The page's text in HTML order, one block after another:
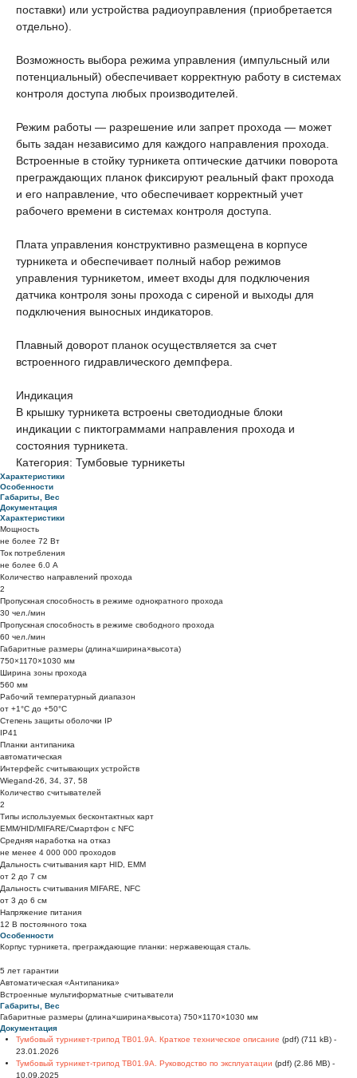
поставки) или устройства радиоуправления (приобретается
отдельно).
Возможность выбора режима управления (импульсный или
потенциальный) обеспечивает корректную работу в системах
контроля доступа любых производителей.
Режим работы — разрешение или запрет прохода — может
быть задан независимо для каждого направления прохода.
Встроенные в стойку турникета оптические датчики поворота
преграждающих планок фиксируют реальный факт прохода
и его направление, что обеспечивает корректный учет
рабочего времени в системах контроля доступа.
Плата управления конструктивно размещена в корпусе
турникета и обеспечивает полный набор режимов
управления турникетом, имеет входы для подключения
датчика контроля зоны прохода с сиреной и выходы для
подключения выносных индикаторов.
Плавный доворот планок осуществляется за счет
встроенного гидравлического демпфера.
Индикация
В крышку турникета встроены светодиодные блоки
индикации с пиктограммами направления прохода и
состояния турникета.
Категория: Тумбовые турникеты
Характеристики
Особенности
Габариты, Вес
Документация
Характеристики
Мощность
не более 72 Вт
Ток потребления
не более 6.0 А
Количество направлений прохода
2
Пропускная способность в режиме однократного прохода
30 чел./мин
Пропускная способность в режиме свободного прохода
60 чел./мин
Габаритные размеры (длина×ширина×высота)
750×1170×1030 мм
Ширина зоны прохода
560 мм
Рабочий температурный диапазон
от +1°C до +50°C
Степень защиты оболочки IP
IP41
Планки антипаника
автоматическая
Интерфейс считывающих устройств
Wiegand-26, 34, 37, 58
Количество считывателей
2
Типы используемых бесконтактных карт
EMM/HID/MIFARE/Смартфон с NFC
Средняя наработка на отказ
не менее 4 000 000 проходов
Дальность считывания карт HID, EMM
от 2 до 7 см
Дальность считывания MIFARE, NFC
от 3 до 6 см
Напряжение питания
12 В постоянного тока
Особенности
Корпус турникета, преграждающие планки: нержавеющая сталь.
5 лет гарантии
Автоматическая «Антипаника»
Встроенные мультиформатные считыватели
Габариты, Вес
Габаритные размеры (длина×ширина×высота) 750×1170×1030 мм
Документация
Тумбовый турникет-трипод TB01.9A. Краткое техническое описание (pdf) (711 kB) -
23.01.2026
Тумбовый турникет-трипод TB01.9A. Руководство по эксплуатации (pdf) (2.86 MB) -
10.09.2025